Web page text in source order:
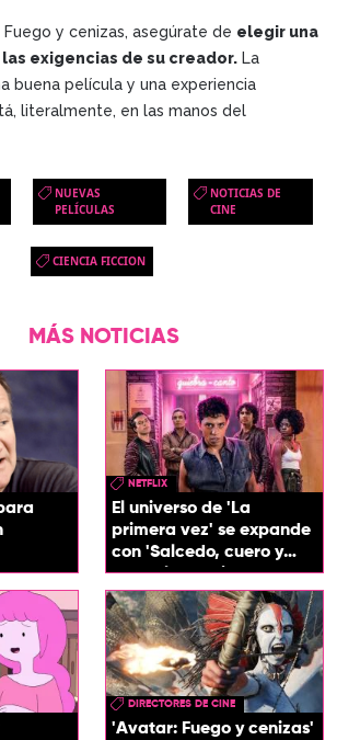
Fuego y cenizas, asegúrate de elegir una
exigencias de su creador. La
buena película y una experiencia
literalmente, en las manos del
NUEVAS
PELÍCULAS
NOTICIAS DE
CINE
CIENCIA FICCION
MÁS NOTICIAS
NETFLIX
El universo de 'La
primera vez' se expande
con 'Salcedo, cuero y
boogaloo', spin off
DIRECTORES DE CINE
'Avatar: Fuego y cenizas'